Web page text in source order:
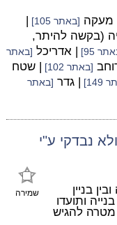
מעקה [באתר 105]
|
(בקשה להיתר,
95] | אדריכל [באתר
[באתר 102] | שטח
| גדר [באתר
נבדקי ע"י
שמירה
בניין
ותועדו
להגיש